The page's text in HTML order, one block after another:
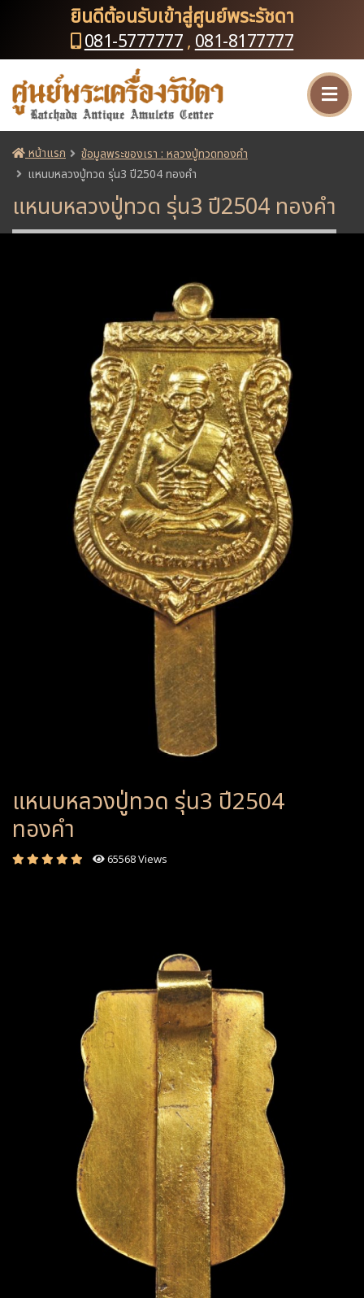
ยินดีต้อนรับเข้าสู่ศูนย์พระรัชดา
081-5777777, 081-8177777
หน้าแรก
ข้อมูลพระของเรา : หลวงปู่ทวดทองคำ
แหนบหลวงปู่ทวด รุ่น3 ปี2504 ทองคำ
แหนบหลวงปู่ทวด รุ่น3 ปี2504 ทองคำ
แหนบหลวงปู่ทวด รุ่น3 ปี2504
ทองคำ
65568 Views